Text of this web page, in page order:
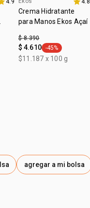
4.9 4.8
Crema Hidratante
para Manos Ekos Açaí
$ 8.390
$ 4.610 general.tag -45%
-45%
$11.187 x 100 g
agregar a mi bolsa